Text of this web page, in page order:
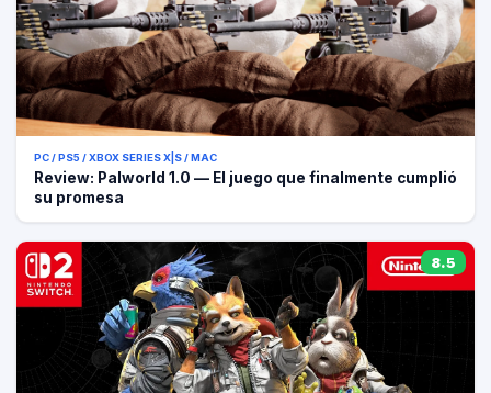
PC / PS5 / XBOX SERIES X|S / MAC
Review: Palworld 1.0 — El juego que finalmente cumplió
su promesa
8.5